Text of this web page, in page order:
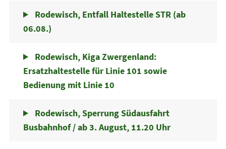
Rodewisch, Entfall Haltestelle STR (ab
06.08.)
Rodewisch, Kiga Zwergenland:
Ersatzhaltestelle für Linie 101 sowie
Bedienung mit Linie 10
Rodewisch, Sperrung Südausfahrt
Busbahnhof / ab 3. August, 11.20 Uhr